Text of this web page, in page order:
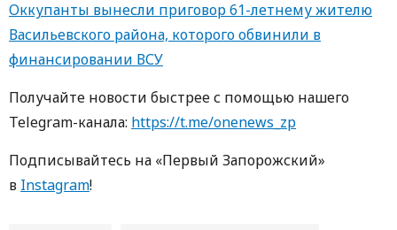
Оккупанты вынесли приговор 61-летнему жителю
Васильевского района, которого обвинили в
финансировании ВСУ
Получайте новости быстрее с помощью нашего
Telegram-канала: https://t.me/onenews_zp
Подписывайтесь на «Первый Запорожский»
в Instagram!